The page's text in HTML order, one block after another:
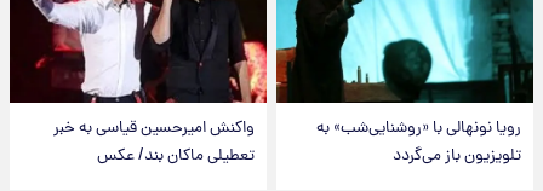
رویا نونهالی با «روشنایی‌شب» به
تلویزیون باز می‌گردد
واکنش امیرحسین قیاسی به خبر
تعطیلی ماکان بند/ عکس